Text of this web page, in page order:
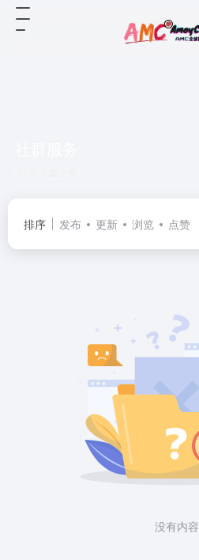
排序 发布 更新 浏览 点赞
没有内容